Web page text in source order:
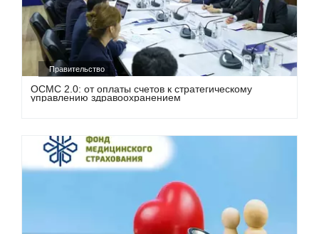
Правительство
ОСМС 2.0: от оплаты счетов к стратегическому
управлению здравоохранением